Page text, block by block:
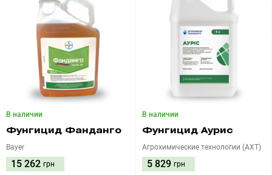
В наличии
Фунгицид Фанданго
Bayer
15 262 грн
В наличии
Фунгицид Аурис
Агрохимические технологии (АХТ)
5 829 грн